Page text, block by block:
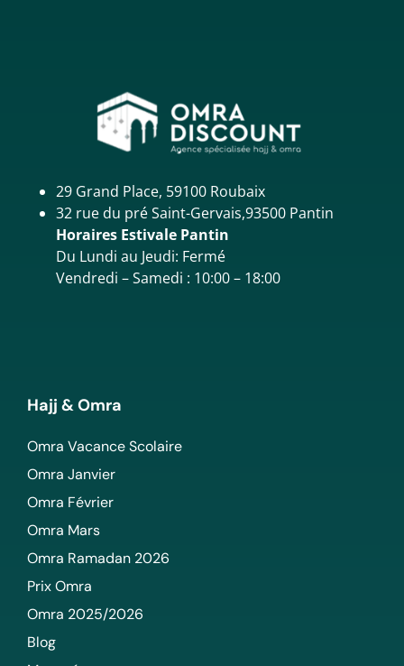
29 Grand Place, 59100 Roubaix
32 rue du pré Saint-Gervais,93500 Pantin
Horaires Estivale Pantin
Du Lundi au Jeudi: Fermé
Vendredi – Samedi : 10:00 – 18:00
Hajj & Omra
Omra Vacance Scolaire
Omra Janvier
Omra Février
Omra Mars
Omra Ramadan 2026
Prix Omra
Omra 2025/2026
Blog